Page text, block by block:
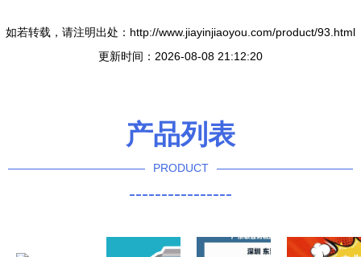
如若转载，请注明出处：http://www.jiayinjiaoyou.com/product/93.html
更新时间：2026-08-08 21:12:20
产品列表
PRODUCT
----------------